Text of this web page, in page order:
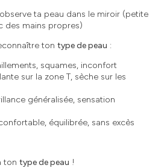
ta peau dans le miroir (petite
des mains propres)
ton type de peau :
squames, inconfort
sur la zone T, sèche sur les
généralisée, sensation
équilibrée, sans excès
ton type de peau !